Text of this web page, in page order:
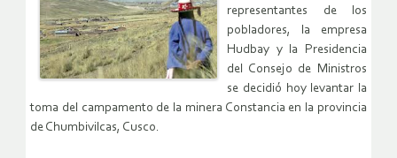
representantes de los
pobladores, la empresa
Hudbay y la Presidencia
del Consejo de Ministros
se decidió hoy levantar la
toma del campamento de la minera Constancia en la provincia
de Chumbivilcas, Cusco.